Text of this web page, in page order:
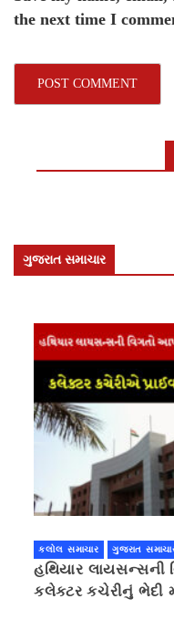
the next time I
ગુજરાત સમાચાર
કલોલ સમાચાર ગુજરાત
હથિયાર લાયસન્સની
કલેક્ટર કચેરીનું ભેદી